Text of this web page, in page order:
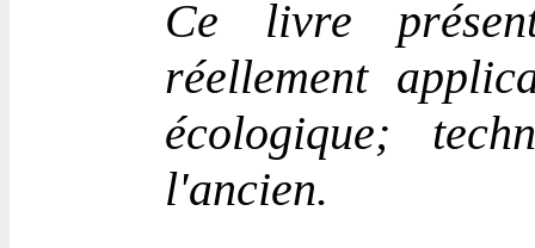
Ce livre
réellement
écologique;
l'ancien.